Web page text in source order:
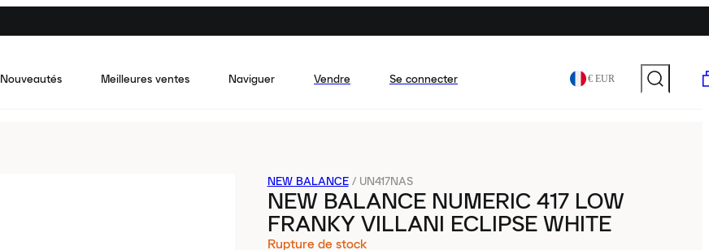
Nouveautés Meilleures ventes Naviguer Vendre Se connecter € EUR
NEW BALANCE / UN417NAS
NEW BALANCE NUMERIC 417 LOW
FRANKY VILLANI ECLIPSE WHITE
Rupture de stock